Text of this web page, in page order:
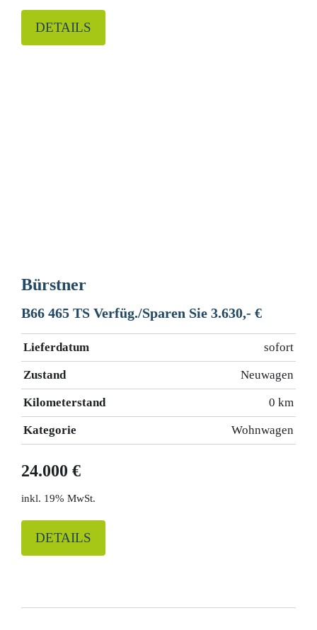
DETAILS
Bürstner
B66 465 TS Verfüg./Sparen Sie 3.630,- €
Lieferdatum sofort
Zustand Neuwagen
Kilometerstand 0 km
Kategorie Wohnwagen
24.000 €
19% MwSt.
DETAILS